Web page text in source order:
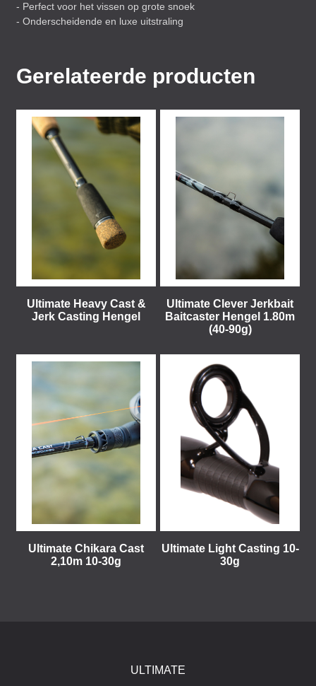
- Perfect voor het vissen op grote snoek
- Onderscheidende en luxe uitstraling
Gerelateerde producten
Ultimate Heavy Cast &
Jerk Casting Hengel
Ultimate Clever Jerkbait
Baitcaster Hengel 1.80m
(40-90g)
Ultimate Chikara Cast
2,10m 10-30g
Ultimate Light Casting 10-
30g
ULTIMATE